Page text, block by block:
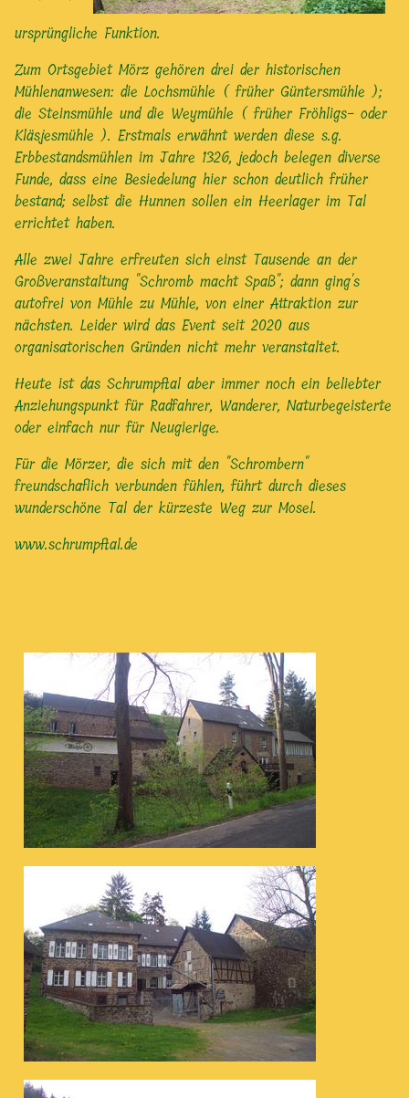
ursprüngliche Funktion.
Zum Ortsgebiet Mörz gehören drei der historischen
Mühlenanwesen: die Lochsmühle ( früher Güntersmühle );
die Steinsmühle und die Weymühle ( früher Fröhligs- oder
Kläsjesmühle ). Erstmals erwähnt werden diese s.g.
Erbbestandsmühlen im Jahre 1326, jedoch belegen diverse
Funde, dass eine Besiedelung hier schon deutlich früher
bestand; selbst die Hunnen sollen ein Heerlager im Tal
errichtet haben.
Alle zwei Jahre erfreuten sich einst Tausende an der
Großveranstaltung "Schromb macht Spaß"; dann ging's
autofrei von Mühle zu Mühle, von einer Attraktion zur
nächsten. Leider wird das Event seit 2020 aus
organisatorischen Gründen nicht mehr veranstaltet.
Heute ist das Schrumpftal aber immer noch ein beliebter
Anziehungspunkt für Radfahrer, Wanderer, Naturbegeisterte
oder einfach nur für Neugierige.
Für die Mörzer, die sich mit den "Schrombern"
freundschaflich verbunden fühlen, führt durch dieses
wunderschöne Tal der kürzeste Weg zur Mosel.
www.schrumpftal.de